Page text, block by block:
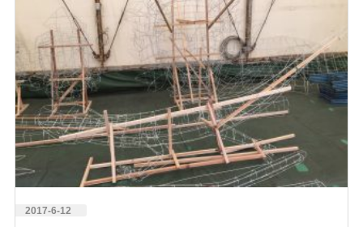
2017-6-12